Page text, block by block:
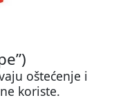
oštećenje i
koriste.